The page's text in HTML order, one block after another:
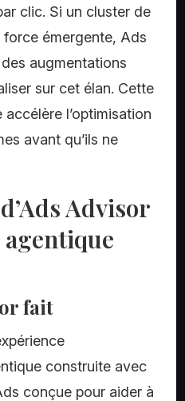
clic. Si un cluster de
émergente, Ads
augmentations
sur cet élan. Cette
l’optimisation
avant qu’ils ne
Advisor
agentique
fait
construite avec
conçue pour aider à